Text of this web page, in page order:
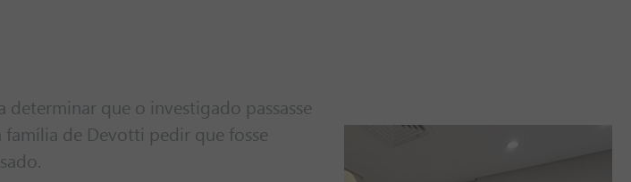
que o investigado passasse
de Devotti pedir que fosse